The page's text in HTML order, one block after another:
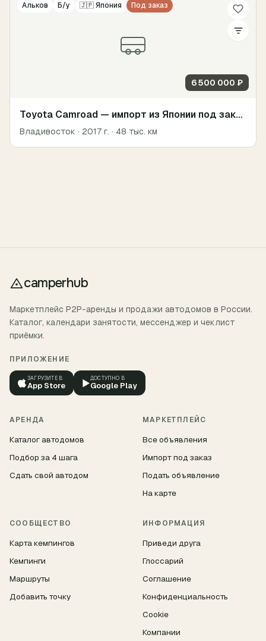
Альков Б/у 🇯🇵Япония Под заказ
6 500 000 ₽
Toyota Camroad — импорт из Японии под заказ
Владивосток · 2017 г. · 48 тыс. км
camperhub
Маркетплейс P2P-аренды и продажи автодомов в России.
Каталог, календари занятости, мессенджер и чеклист
приёмки.
ПРИЛОЖЕНИЕ
ЗАГРУЗИТЕ В
App Store ▶ДОСТУПНО В
Google Play
АРЕНДА
Каталог автодомов
Подбор за 4 шага
Сдать свой автодом
МАРКЕТПЛЕЙС
Все объявления
Импорт под заказ
Подать объявление
На карте
СООБЩЕСТВО
Карта кемпингов
Кемпинги
Маршруты
Добавить точку
ИНФОРМАЦИЯ
Приведи друга
Глоссарий
Соглашение
Конфиденциальность
Cookie
Компании